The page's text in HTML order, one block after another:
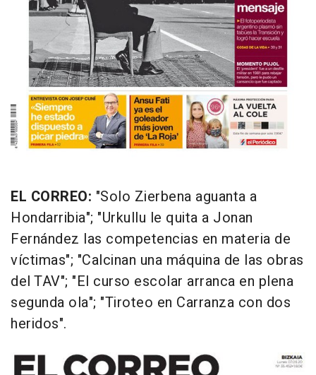
EL CORREO: "Solo Zierbena aguanta a
Hondarribia"; "Urkullu le quita a Jonan
Fernández las competencias en materia de
víctimas"; "Calcinan una máquina de las obras
del TAV"; "El curso escolar arranca en plena
segunda ola"; "Tiroteo en Carranza con dos
heridos".